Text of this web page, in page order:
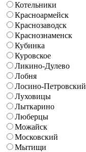
Котельники
Красноармейск
Краснозаводск
Краснознаменск
Кубинка
Куровское
Ликино-Дулево
Лобня
Лосино-Петровский
Луховицы
Лыткарино
Люберцы
Можайск
Московский
Мытищи